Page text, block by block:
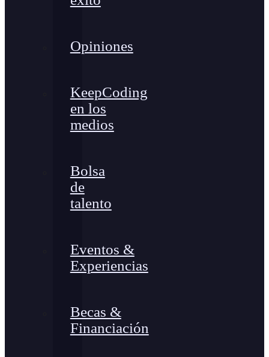
Opiniones
KeepCoding
en los
medios
Bolsa
de
talento
Eventos &
Experiencias
Becas &
Financiación